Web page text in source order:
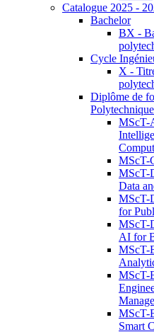
Catalogue 2025 -
Bachelor
BX -
Cycle
X -
Diplôme de
MScT-
MScT-
MScT-
Data
MScT-
for
MScT-
AI for
MScT-
MScT-
MScT-
Smart